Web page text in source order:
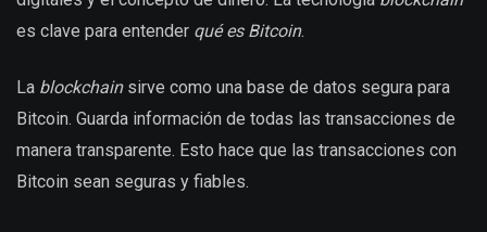
es clave para entender qué es Bitcoin.
La blockchainsirve como una base de datos segura para
Bitcoin. Guarda información de todas las transacciones de
manera transparente. Esto hace que las transacciones con
Bitcoin sean seguras y fiables.